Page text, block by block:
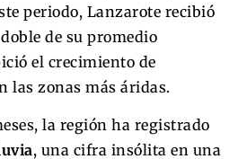
periodo, Lanzarote recibió
de su promedio
el crecimiento de
las zonas más áridas.
la región ha registrado
, una cifra insólita en una